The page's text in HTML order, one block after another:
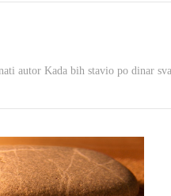
autor Kada bih stavio po dinar